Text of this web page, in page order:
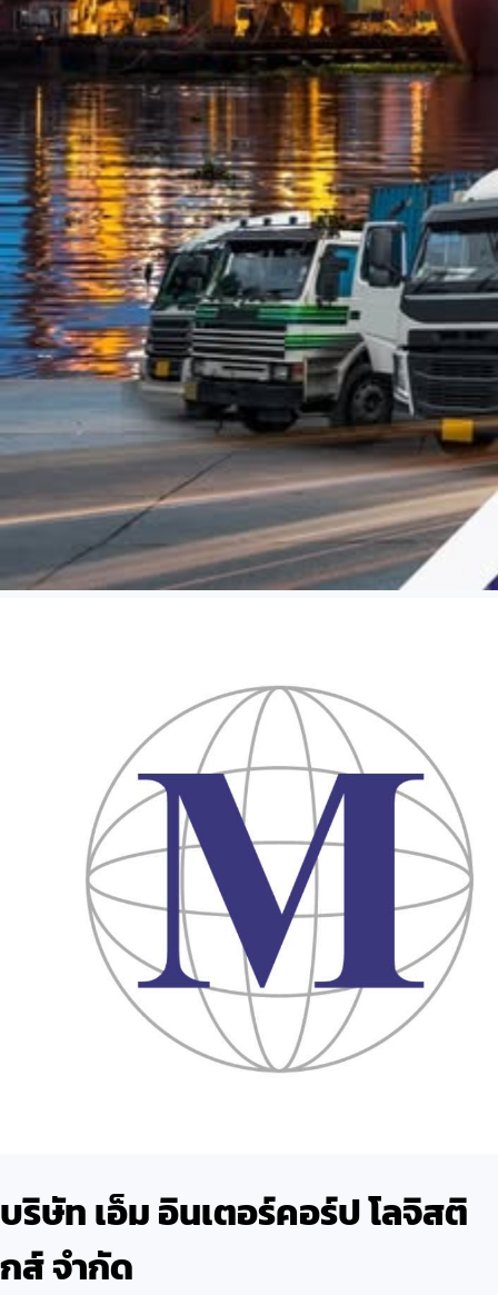
บริษัท เอ็ม อินเตอร์คอร์ป โลจิสติ
กส์ จำกัด